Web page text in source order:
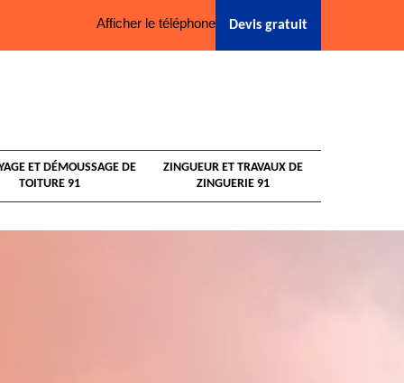
Afficher le téléphone Devis gratuit
ET DÉMOUSSAGE DE
TOITURE 91
ZINGUEUR ET TRAVAUX DE
ZINGUERIE 91